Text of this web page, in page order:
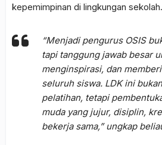
kepemimpinan di lingkungan sekolah.
“Menjadi pengurus OSIS
tapi tanggung jawab besar
menginspirasi, dan
seluruh siswa. LDK ini
pelatihan, tetapi
muda yang jujur, disiplin,
bekerja sama,”ungkap